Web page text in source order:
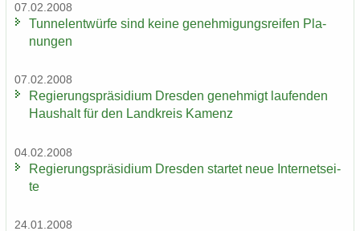
07.02.2008
Tun­nel­ent­wür­fe sind keine ge­neh­mi­gungs­rei­fen Pla­
nun­gen
07.02.2008
Re­gie­rungs­prä­si­di­um Dres­den ge­neh­migt lau­fen­den
Haus­halt für den Land­kreis Ka­menz
04.02.2008
Re­gie­rungs­prä­si­di­um Dres­den star­tet neue In­ter­net­sei­
te
24.01.2008